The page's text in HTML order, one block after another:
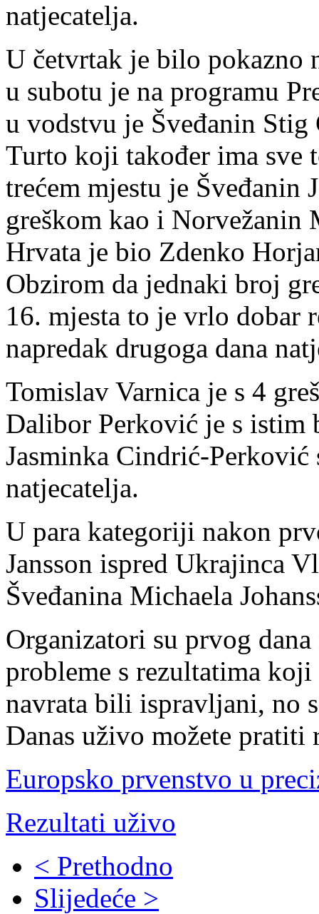
natjecatelja.
U četvrtak je bilo pokazno
u subotu je na programu
u vodstvu je Šveđanin
Turto koji također ima sve
trećem mjestu je Šveđanin
greškom kao i
Hrvata je bio Zdenko
Obzirom da jednaki broj
16. mjesta to je vrlo dobar
napredak drugoga dana
Tomislav Varnica je s 4
Dalibor Perković je s istim
Jasminka Cindrić-Perković
natjecatelja.
U para kategoriji nakon
Jansson ispred Ukrajinca
Šveđanina Michaela
Organizatori su prvog
probleme s rezultatima
navrata bili ispravljani, no
Danas uživo možete pratiti
Europsko prvenstvo u
Rezultati uživo
< Prethodno
Slijedeće >